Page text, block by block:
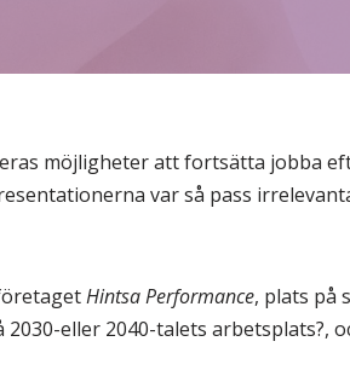
möjligheter att fortsätta jobba
var så pass
Hintsa Performance, plats på
eller 2040-talets arbetsplats?,